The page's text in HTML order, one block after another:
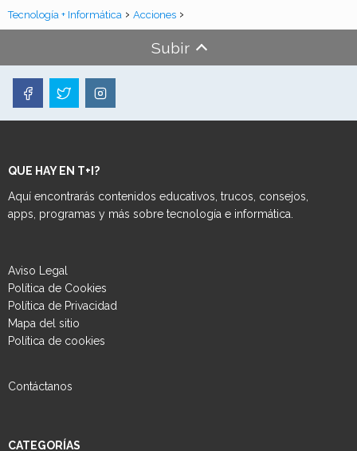
Tecnología + Informática Acciones
Subir
QUE HAY EN T+I?
Aquí encontrarás contenidos educativos, trucos, consejos,
apps, programas y más sobre tecnología e informática.
Aviso Legal
Política de Cookies
Política de Privacidad
Mapa del sitio
Política de cookies
Contáctanos
CATEGORÍAS